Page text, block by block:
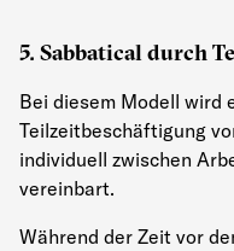
5. Sabbatical durch
Bei diesem Modell wird
Teilzeitbeschäftigung
individuell zwischen
vereinbart.
Während der Zeit vor